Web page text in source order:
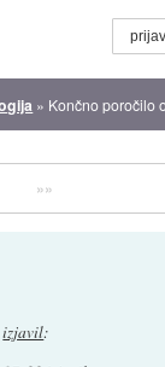
» Končno poročilo o lanskem
»»
izjavil: